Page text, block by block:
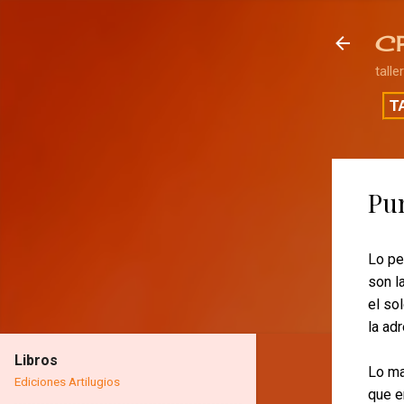
Lo
son
el
la
Lo
que
Libros
Ediciones Artilugios